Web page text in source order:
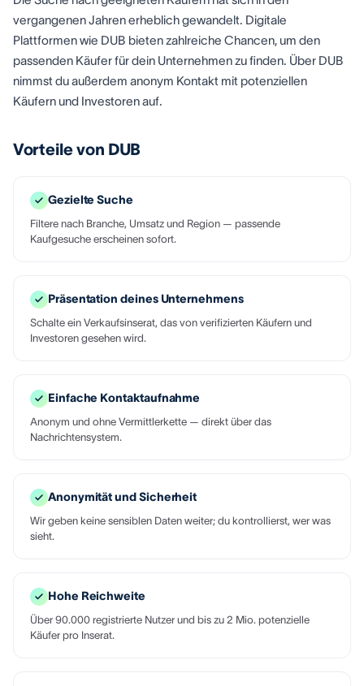
vergangenen Jahren erheblich gewandelt. Digitale
Plattformen wie DUB bieten zahlreiche Chancen, um den
passenden Käufer für dein Unternehmen zu finden. Über DUB
nimmst du außerdem anonym Kontakt mit potenziellen
Käufern und Investoren auf.
Vorteile von DUB
Gezielte Suche
Filtere nach Branche, Umsatz und Region — passende
Kaufgesuche erscheinen sofort.
Präsentation deines Unternehmens
Schalte ein Verkaufsinserat, das von verifizierten Käufern und
Investoren gesehen wird.
Einfache Kontaktaufnahme
Anonym und ohne Vermittlerkette — direkt über das
Nachrichtensystem.
Anonymität und Sicherheit
Wir geben keine sensiblen Daten weiter; du kontrollierst, wer was
sieht.
Hohe Reichweite
Über 90.000 registrierte Nutzer und bis zu 2 Mio. potenzielle
Käufer pro Inserat.